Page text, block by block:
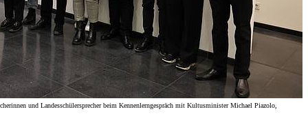
und Landesschülersprecher beim Kennenlerngespräch mit Kultusminister Michael Piazolo,